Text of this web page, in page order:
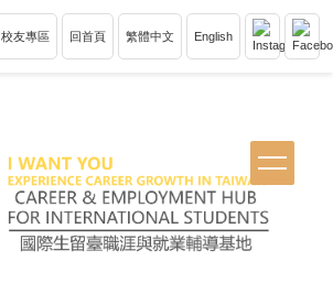
校友專區 回首頁 繁體中文 English